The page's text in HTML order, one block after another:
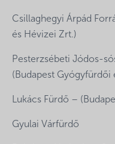
Csillaghegyi Árpád
és Hévizei Zrt.)
Pesterzsébeti Jódos-
(Budapest Gyógyfürdői
Lukács Fürdő –
Gyulai Várfürdő